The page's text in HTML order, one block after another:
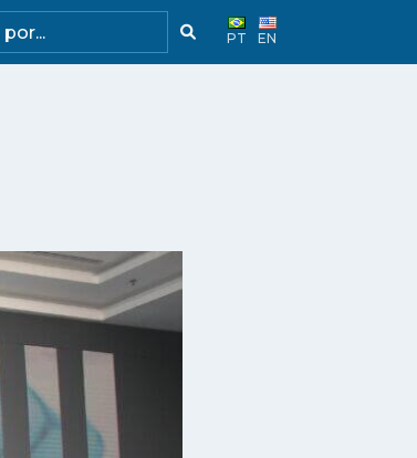
PT EN